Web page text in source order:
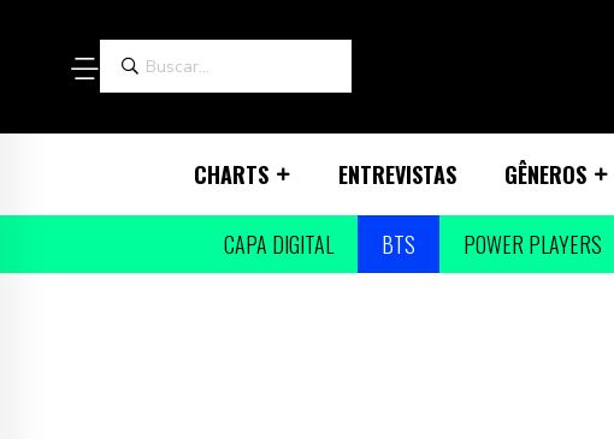
CHARTS ENTREVISTAS GÊNEROS
CAPA DIGITAL BTS POWER PLAYERS